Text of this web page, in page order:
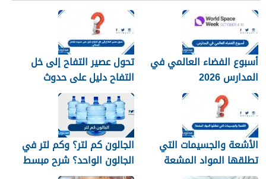
أسبوع الفضاء العالمي في
المدارس 2026
تحول عصير التفاح إلى خل
التفاح دليل على حدوث
تفاعل كيميائي.
الأشعة والجسيمات التي
تطلقها المواد المشعة
الجالون كم لتر؟ وكم لتر في
الجالون الواحد؟ شرح مبسط